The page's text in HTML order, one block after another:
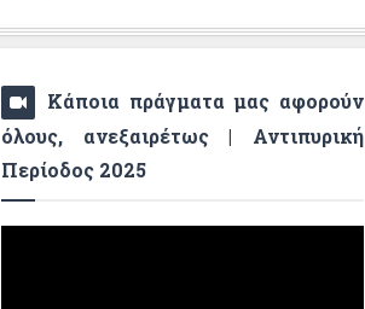
Κάποια πράγματα μας αφορούν
όλους, ανεξαιρέτως | Αντιπυρική
Περίοδος 2025